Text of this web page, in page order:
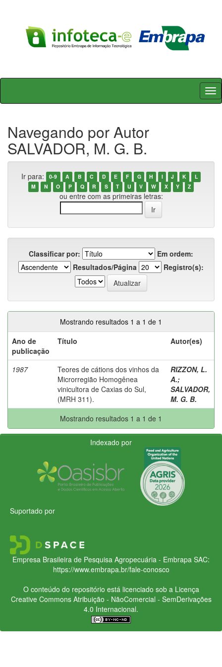
Skip
Navegando por Autor
SALVADOR, M. G. B.
Ir para: 0-9 A B C D E F G H I J K
L
M
N O P Q R S T U V W X Y Z
ou entre com as primeiras letras:
Classificar por:
Em ordem:
Resultados/Página
Registro(s):
Mostrando resultados 1 a 1 de 1
Ano de
publicação
Título Autor(es)
1987
Teores de cátions dos vinhos da
Microrregião Homogênea
vinicultora de Caxias do Sul,
(MRH 311).
RIZZON, L.
A.;
SALVADOR,
M. G. B.
Mostrando resultados 1 a 1 de 1
Indexado por
Suportado por
Empresa Brasileira de Pesquisa Agropecuária - Embrapa SAC:
https://www.embrapa.br/fale-conosco
O conteúdo do repositório está licenciado sob a Licença
Creative CommonsAtribuição - NãoComercial - SemDerivações
4.0 Internacional.